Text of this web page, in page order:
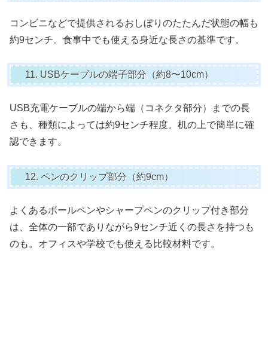
コンビニなどで提供されるおしぼりのたたんだ状態の幅も
約9センチ。食事中でも使える身近な長さの基準です。
11. USBケーブルの端子部分（約8〜10cm）
USB充電ケーブルの端から端（コネクタ部分）までの長
さも、種類によっては約9センチ程度。机の上で簡単に確
認できます。
12. ペンのクリップ部分（約9cm）
よくあるボールペンやシャープペンのクリップ付き部分
は、全体の一部でありながら9センチ近くの長さを持つも
のも。オフィスや学校でも使える比較材料です。